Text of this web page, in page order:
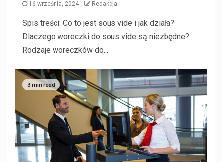
16 września, 2024 Redakcja
Spis treści: Co to jest sous vide i jak działa?
Dlaczego woreczki do sous vide są niezbędne?
Rodzaje woreczków do...
3 min read